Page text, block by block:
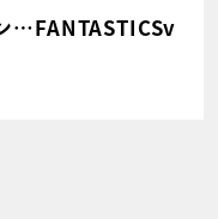
…FANTASTICSv